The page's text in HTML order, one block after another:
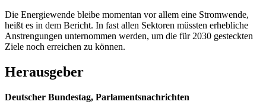
Die Energiewende bleibe momentan vor allem eine Stromwende,
heißt es in dem Bericht. In fast allen Sektoren müssten erhebliche
Anstrengungen unternommen werden, um die für 2030 gesteckten
Ziele noch erreichen zu können.
Herausgeber
Deutscher Bundestag, Parlamentsnachrichten